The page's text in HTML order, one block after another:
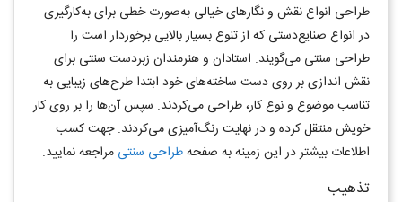
طراحی انواع نقش و نگارهای خيالی به‌صورت خطی برای به‌کارگیری
در انواع صنایع‌دستی که از تنوع بسيار بالايی برخوردار است را
طراحی سنتی می‌گويند. استادان و هنرمندان زبردست سنتی برای
نقش اندازی بر روی دست ساخته‌های خود ابتدا طرح‌های زيبايی به
تناسب موضوع و نوع کار، طراحی می‌کردند. سپس آن‌ها را بر روی کار
خویش منتقل کرده و در نهايت رنگ‌آمیزی می‌کردند. جهت کسب
اطلاعات بیشتر در این زمینه به صفحهطراحی سنتی مراجعه نمایید.
تذهيب